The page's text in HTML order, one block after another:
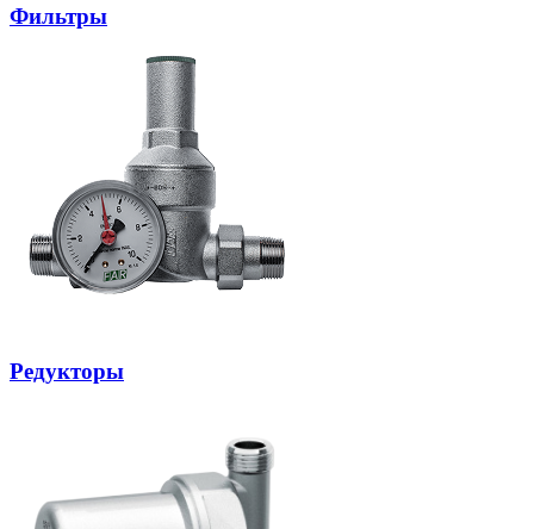
Фильтры
Редукторы